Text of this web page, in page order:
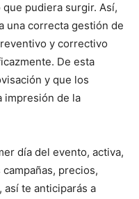
pudiera surgir. Así,
una correcta gestión de
y correctivo
De esta
y que los
impresión de la
día del evento, activa,
precios,
, así te anticiparás a